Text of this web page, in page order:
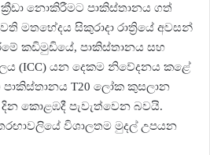
නොකිරීමට පාකිස්තානය ගත්
මතභේදය සිකුරාදා රාත්‍රියේ අවසන්
කඩිමුඩියේ, පාකිස්තානය සහ
(ICC) යන දෙකම නිවේදනය කළේ
පාකිස්තානය T20 ලෝක කුසලාන
කොළඹදී පැවැත්වෙන බවයි.
විශාලතම මුදල් උපයන